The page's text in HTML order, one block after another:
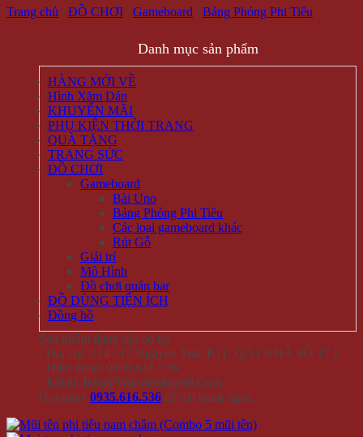
Trang chủ / ĐỒ CHƠI / Gameboard / Bảng Phóng Phi Tiêu
Danh mục sản phẩm
HÀNG MỚI VỀ
Hình Xăm Dán
KHUYẾN MÃI
PHỤ KIỆN THỜI TRANG
QUÀ TẶNG
TRANG SỨC
ĐỒ CHƠI
Gameboard
Bài Uno
Bảng Phóng Phi Tiêu
Các loại gameboard khác
Rút Gỗ
Giải trí
Mô Hình
Đồ chơi quán bar
ĐỒ DÙNG TIỆN ÍCH
Đồng hồ
Sản phẩm đang sẵn có tại
- Địa chỉ: 714 / 17 Nguyễn Trãi, P.11, Q.5 ( NHÀ SỐ 17 )
- Điện thoại: 0935 616 536
- Email: Info@Winwinshop88.Com
Gọi ngay 0935.616.536 để đặt hàng ngay.